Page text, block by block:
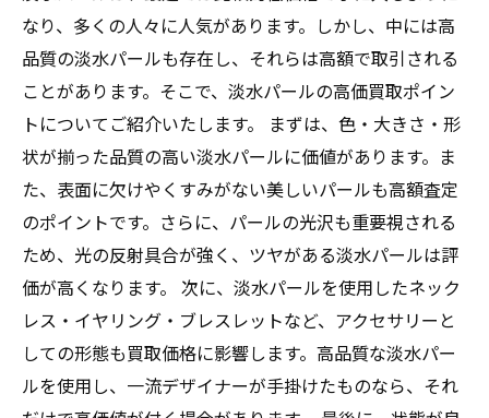
なり、多くの人々に人気があります。しかし、中には高
品質の淡水パールも存在し、それらは高額で取引される
ことがあります。そこで、淡水パールの高価買取ポイン
トについてご紹介いたします。 まずは、色・大きさ・形
状が揃った品質の高い淡水パールに価値があります。ま
た、表面に欠けやくすみがない美しいパールも高額査定
のポイントです。さらに、パールの光沢も重要視される
ため、光の反射具合が強く、ツヤがある淡水パールは評
価が高くなります。 次に、淡水パールを使用したネック
レス・イヤリング・ブレスレットなど、アクセサリーと
しての形態も買取価格に影響します。高品質な淡水パー
ルを使用し、一流デザイナーが手掛けたものなら、それ